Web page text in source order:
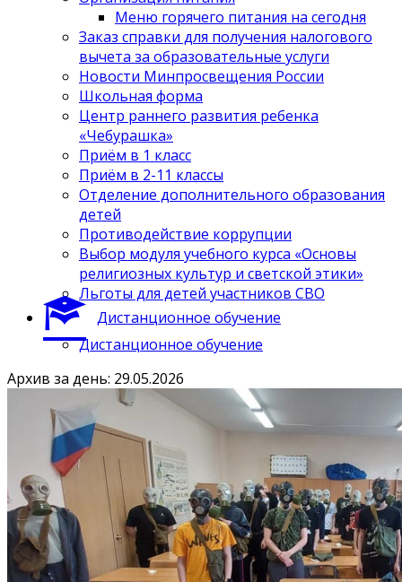
Меню горячего питания на сегодня
Заказ справки для получения налогового
вычета за образовательные услуги
Новости Минпросвещения России
Школьная форма
Центр раннего развития ребенка
«Чебурашка»
Приём в 1 класс
Приём в 2-11 классы
Отделение дополнительного образования
детей
Противодействие коррупции
Выбор модуля учебного курса «Основы
религиозных культур и светской этики»
Льготы для детей участников СВО
Дистанционное обучение
Дистанционное обучение
Архив за день: 29.05.2026